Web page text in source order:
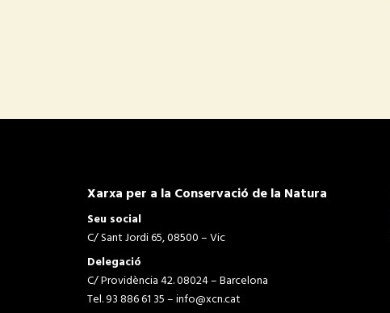
Xarxa per a la Conservació de la Natura
Seu social
C/ Sant Jordi 65, 08500 – Vic
Delegació
C/ Providència 42. 08024 – Barcelona
Tel. 93 886 61 35 –info@xcn.cat